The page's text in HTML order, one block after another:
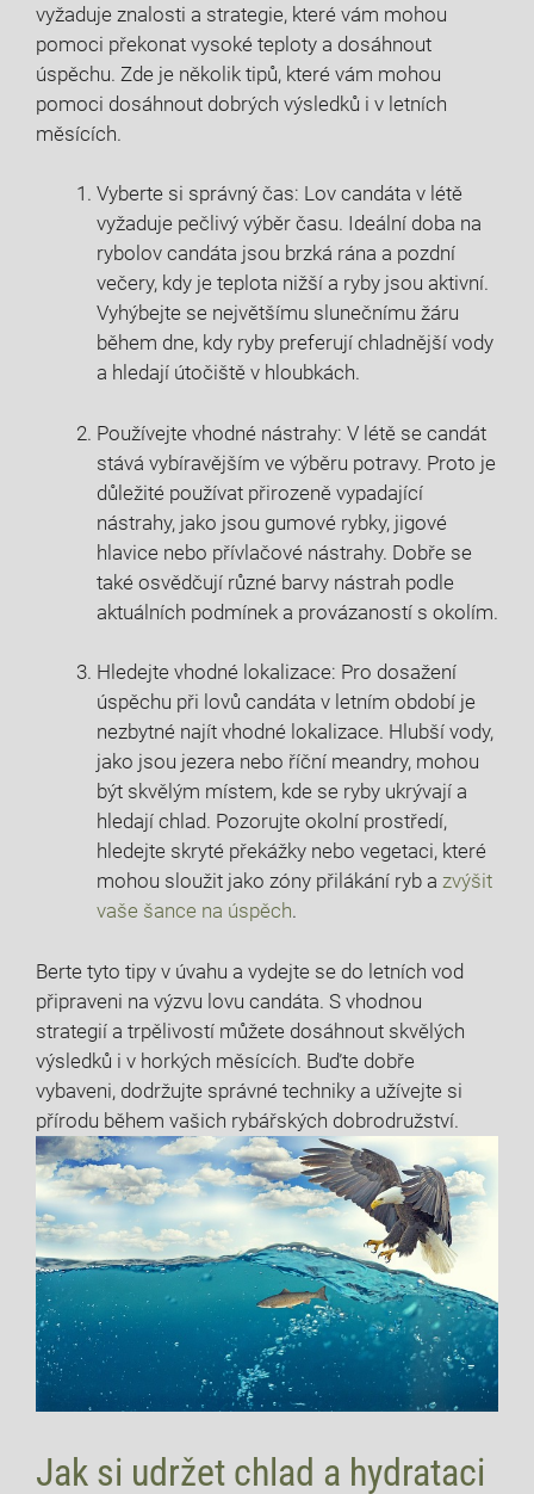
vyžaduje znalosti a ⁣strategie, které‍ vám mohou
pomoci překonat vysoké ⁣teploty a dosáhnout
úspěchu.⁣ Zde ⁣je několik‌ tipů, které‌ vám mohou
⁣pomoci dosáhnout dobrých výsledků⁤ i ​v letních
měsících.
Vyberte si správný⁢ čas:​ Lov candáta v létě
vyžaduje pečlivý výběr‍ času. Ideální doba na
⁣rybolov candáta jsou brzká rána a pozdní
večery, kdy je‍ teplota nižší a ryby ⁢jsou aktivní.
Vyhýbejte se největšímu ​slunečnímu ‍žáru‌
během ‌dne, kdy⁤ ryby ⁤preferují ⁤chladnější vody
a hledají útočiště⁣ v⁢ hloubkách.
Používejte vhodné⁤ nástrahy: V ‌létě se candát
stává ⁣vybíravějším ‌ve výběru potravy. ‍Proto je
‍důležité používat přirozeně ​vypadající
nástrahy, jako jsou‌ gumové ⁤rybky, jigové
‌hlavice ​nebo přívlačové nástrahy. ⁢Dobře se
také osvědčují různé barvy nástrah podle
aktuálních podmínek a provázaností⁤ s ⁣okolím.
Hledejte ‌vhodné lokalizace: Pro dosažení⁣
úspěchu při lovů⁢ candáta v ⁤letním období je
nezbytné najít ⁢vhodné lokalizace. Hlubší vody,⁣
jako jsou jezera nebo říční meandry, mohou⁣
být⁤ skvělým místem, kde se ryby ⁣ukrývají⁤ a
hledají chlad. Pozorujte okolní prostředí,
hledejte skryté překážky⁣ nebo⁢ vegetaci, které
mohou ‌sloužit jako⁢ zóny přilákání ryb a zvýšit
‌vaše šance ⁣na úspěch.
Berte tyto tipy v úvahu a vydejte ⁢se do letních vod
‍připraveni na výzvu lovu candáta. S vhodnou
strategií ​a ​trpělivostí můžete ‍dosáhnout skvělých ​
výsledků i v horkých měsících. Buďte dobře​
vybaveni, dodržujte správné techniky a užívejte si
přírodu během ‌vašich rybářských⁢ dobrodružství.
Jak si udržet ⁢chlad a​ hydrataci⁢